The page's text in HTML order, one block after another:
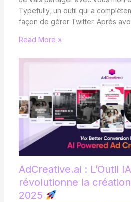
Typefully, un outil qui a
façon de gérer Twitter. Après
Read More »
AdCreative.ai : L’Outil
révolutionne la
2025